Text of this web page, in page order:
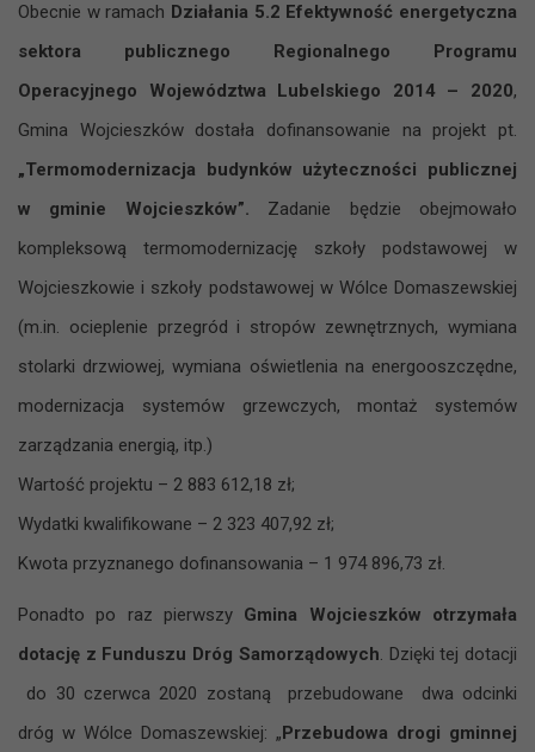
Obecnie w ramach Działania 5.2 Efektywność energetyczna
sektora publicznego Regionalnego Programu
Operacyjnego Województwa Lubelskiego 2014 – 2020,
Gmina Wojcieszków dostała dofinansowanie na projekt pt.
„Termomodernizacja budynków użyteczności publicznej
w gminie Wojcieszków”. Zadanie będzie obejmowało
kompleksową termomodernizację szkoły podstawowej w
Wojcieszkowie i szkoły podstawowej w Wólce Domaszewskiej
(m.in. ocieplenie przegród i stropów zewnętrznych, wymiana
stolarki drzwiowej, wymiana oświetlenia na energooszczędne,
modernizacja systemów grzewczych, montaż systemów
zarządzania energią, itp.)
Wartość projektu – 2 883 612,18 zł;
Wydatki kwalifikowane – 2 323 407,92 zł;
Kwota przyznanego dofinansowania – 1 974 896,73 zł.
Ponadto po raz pierwszy Gmina Wojcieszków otrzymała
dotację z Funduszu Dróg Samorządowych. Dzięki tej dotacji
do 30 czerwca 2020 zostaną przebudowane dwa odcinki
dróg w Wólce Domaszewskiej: „Przebudowa drogi gminnej